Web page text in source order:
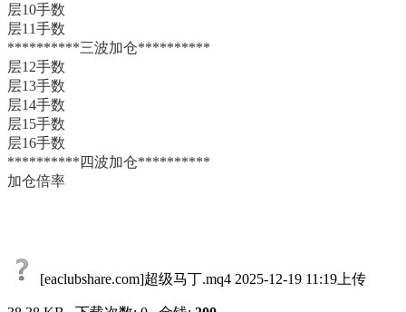
层10手数
层11手数
**********三波加仓**********
层12手数
层13手数
层14手数
层15手数
层16手数
**********四波加仓**********
加仓倍率
[eaclubshare.com]超级马丁.mq4 2025-12-19 11:19上传